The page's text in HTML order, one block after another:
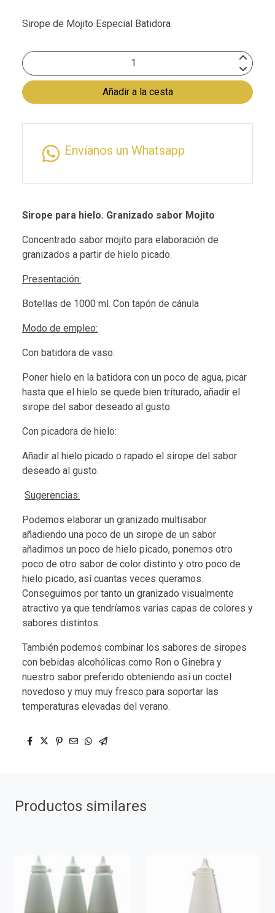
Sirope de Mojito Especial Batidora
Añadir a la cesta
Envíanos un Whatsapp
Sirope para hielo. Granizado sabor Mojito
Concentrado sabor mojito para elaboración de
granizados a partir de hielo picado.
Presentación:
Botellas de 1000 ml. Con tapón de cánula
Modo de empleo:
Con batidora de vaso:
Poner hielo en la batidora con un poco de agua, picar
hasta que el hielo se quede bien triturado, añadir el
sirope del sabor deseado al gusto.
Con picadora de hielo:
Añadir al hielo picado o rapado el sirope del sabor
deseado al gusto.
Sugerencias:
Podemos elaborar un granizado multisabor
añadiendo una poco de un sirope de un sabor
añadimos un poco de hielo picado, ponemos otro
poco de otro sabor de color distinto y otro poco de
hielo picado, así cuantas veces queramos.
Conseguimos por tanto un granizado visualmente
atractivo ya que tendríamos varias capas de colores y
sabores distintos.
También podemos combinar los sabores de siropes
con bebidas alcohólicas como Ron o Ginebra y
nuestro sabor preferido obteniendo así un coctel
novedoso y muy muy fresco para soportar las
temperaturas elevadas del verano.
Productos similares